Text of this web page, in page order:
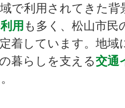
で利用されてきた背
用 も多く、松山市民
着しています。地域
暮らしを支える交通